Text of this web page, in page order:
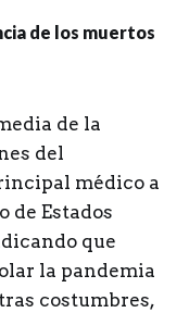
de la
del
médico a
de Estados
que
la pandemia
costumbres,